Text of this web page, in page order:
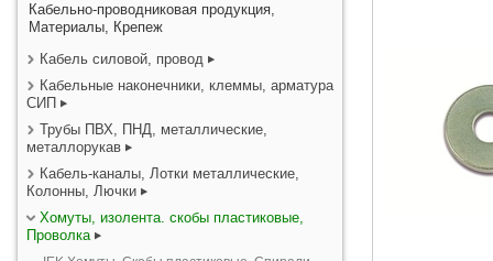
Кабельно-проводниковая продукция,
Материалы, Крепеж
Кабель силовой, провод
Кабельные наконечники, клеммы, арматура
СИП
Трубы ПВХ, ПНД, металлические,
металлорукав
Кабель-каналы, Лотки металлические,
Колонны, Лючки
Хомуты, изолента. скобы пластиковые,
Проволка